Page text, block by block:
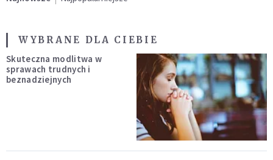
WYBRANE DLA CIEBIE
Skuteczna modlitwa w
sprawach trudnych i
beznadziejnych